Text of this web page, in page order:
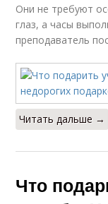
Они не требуют
глаз, а часы
преподаватель
Читать дальше →
Что